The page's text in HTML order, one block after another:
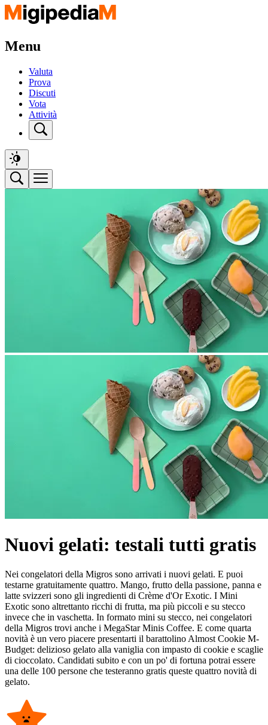
Menu
Valuta
Prova
Discuti
Vota
Attività
Nuovi gelati: testali tutti gratis
Nei congelatori della Migros sono arrivati i nuovi gelati. E puoi
testarne gratuitamente quattro. Mango, frutto della passione, panna e
latte svizzeri sono gli ingredienti di Crème d'Or Exotic. I Mini
Exotic sono altrettanto ricchi di frutta, ma più piccoli e su stecco
invece che in vaschetta. In formato mini su stecco, nei congelatori
della Migros trovi anche i MegaStar Minis Coffee. E come quarta
novità è un vero piacere presentarti il barattolino Almost Cookie M-
Budget: delizioso gelato alla vaniglia con impasto di cookie e scaglie
di cioccolato. Candidati subito e con un po' di fortuna potrai essere
una delle 100 persone che testeranno gratis queste quattro novità di
gelato.